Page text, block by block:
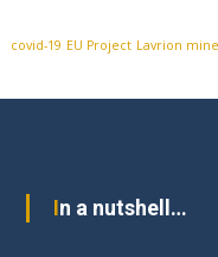
covid-19 EU Project Lavrion
In a nutshell…